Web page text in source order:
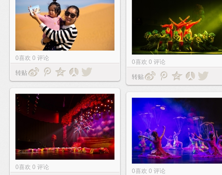
0喜欢 0 评论
转贴
0喜欢 0 评论
转贴
0喜欢 0 评论
0喜欢 0 评论